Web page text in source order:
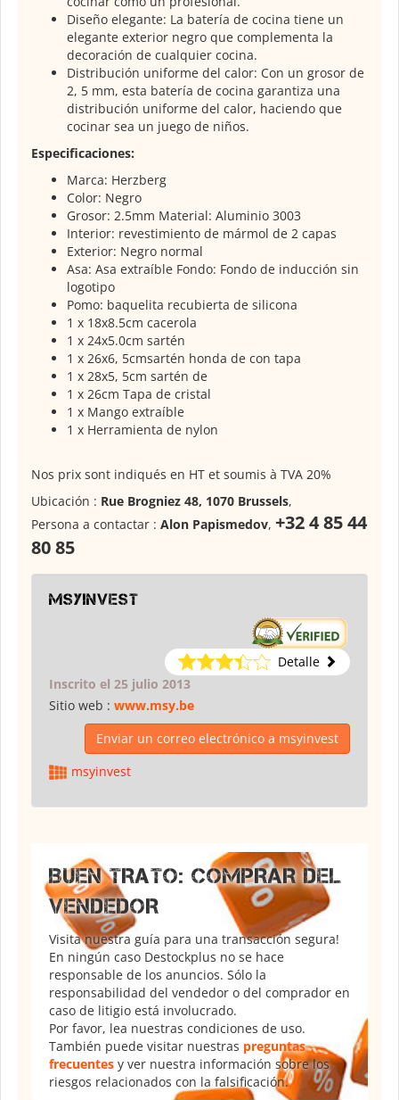
Diseño elegante: La batería de cocina tiene un
elegante exterior negro que complementa la
decoración de cualquier cocina.
Distribución uniforme del calor: Con un grosor de
2, 5 mm, esta batería de cocina garantiza una
distribución uniforme del calor, haciendo que
cocinar sea un juego de niños.
Especificaciones:
Marca: Herzberg
Color: Negro
Grosor: 2.5mm Material: Aluminio 3003
Interior: revestimiento de mármol de 2 capas
Exterior: Negro normal
Asa: Asa extraíble Fondo: Fondo de inducción sin
logotipo
Pomo: baquelita recubierta de silicona
1 x 18x8.5cm cacerola
1 x 24x5.0cm sartén
1 x 26x6, 5cmsartén honda de con tapa
1 x 28x5, 5cm sartén de
1 x 26cm Tapa de cristal
1 x Mango extraíble
1 x Herramienta de nylon
Nos prix sont indiqués en HT et soumis à TVA 20%
Ubicación : Rue Brogniez 48, 1070 Brussels,
Persona a contactar : Alon Papismedov, +32 4 85 44
80 85
msyinvest
Detalle
Inscrito el 25 julio 2013
Sitio web : www.msy.be
Enviar un correo electrónico a msyinvest
msyinvest
BUEN TRATO: COMPRAR DEL
VENDEDOR
Visita nuestra guía para una transacción segura!
En ningún caso Destockplus no se hace
responsable de los anuncios. Sólo la
responsabilidad del vendedor o del comprador en
caso de litigio está involucrado.
Por favor, lea nuestras condiciones de uso.
También puede visitar nuestras preguntas
frecuentes y ver nuestra información sobre los
riesgos relacionados con la falsificación.